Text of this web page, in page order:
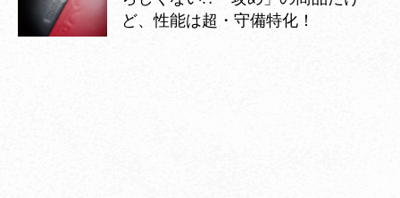
ど、性能は超・守備特化！